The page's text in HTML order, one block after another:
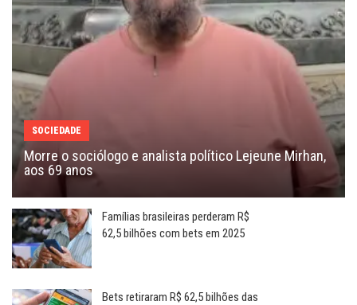
SOCIEDADE
Morre o sociólogo e analista político Lejeune Mirhan,
aos 69 anos
Famílias brasileiras perderam R$
62,5 bilhões com bets em 2025
Bets retiraram R$ 62,5 bilhões das